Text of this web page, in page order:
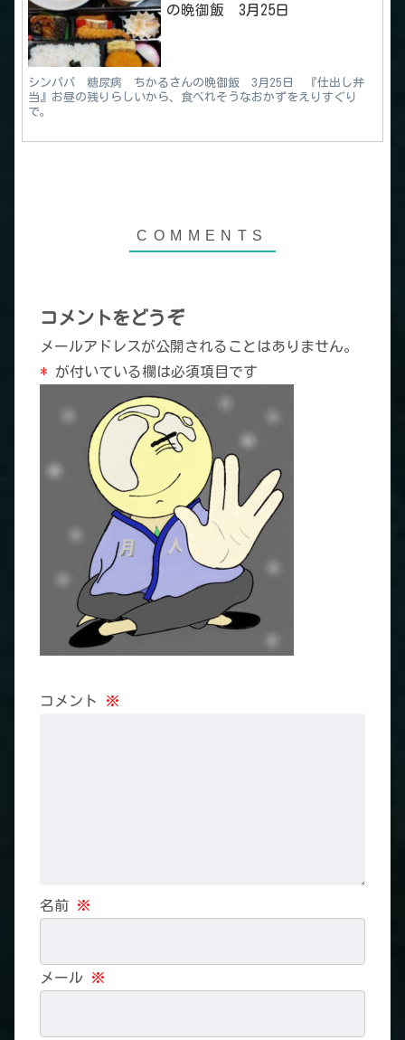
の晩御飯 3月25日
シンパパ 糖尿病 ちかるさんの晩御飯 3月25日 『仕出し弁
当』お昼の残りらしいから、食べれそうなおかずをえりすぐり
で。
コメントをどうぞ
メールアドレスが公開されることはありません。
* が付いている欄は必須項目です
コメント ※
名前 ※
メール ※